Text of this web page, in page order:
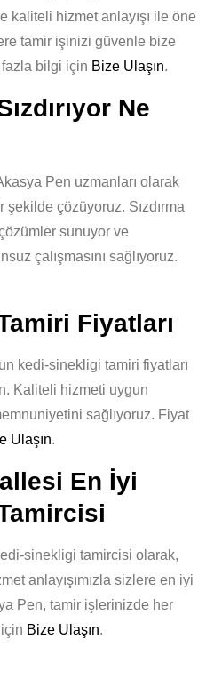
kaliteli hizmet anlayışı ile öne
tamir işinizi güvenle bize
bilgi için Bize Ulaşın.
Ne
Pen uzmanları olarak
şekilde çözüyoruz. Sızdırma
sunuyor ve
çalışmasını sağlıyoruz.
Fiyatları
kedi-sinekligi tamiri fiyatları
Kaliteli hizmeti uygun
sağlıyoruz. Fiyat
Ulaşın.
En İyi
sinekligi tamircisi olarak,
anlayışımızla sizlere en iyi
Pen, tamir işlerinizde her
Bize Ulaşın.